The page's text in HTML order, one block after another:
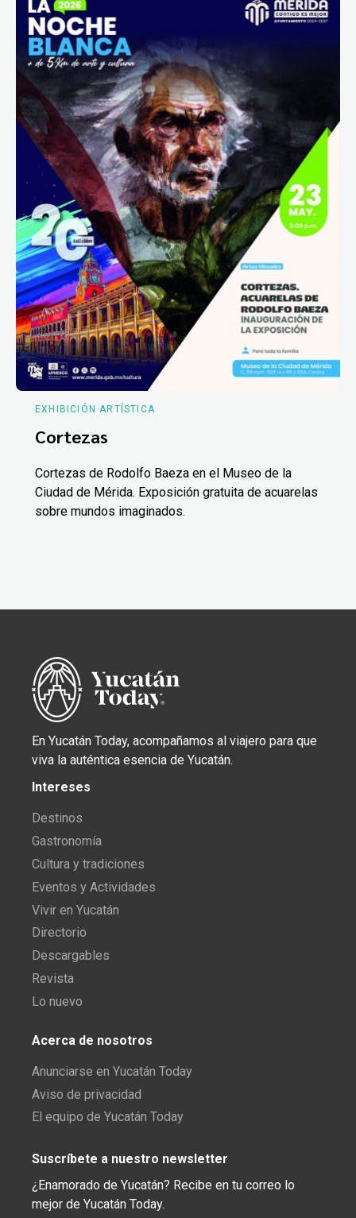
EXHIBICIÓN ARTÍSTICA
Cortezas
Cortezas de Rodolfo Baeza en el Museo de la
Ciudad de Mérida. Exposición gratuita de acuarelas
sobre mundos imaginados.
En Yucatán Today, acompañamos al viajero para que
viva la auténtica esencia de Yucatán.
Intereses
Destinos
Gastronomía
Cultura y tradiciones
Eventos y Actividades
Vivir en Yucatán
Directorio
Descargables
Revista
Lo nuevo
Acerca de nosotros
Anunciarse en Yucatán Today
Aviso de privacidad
El equipo de Yucatán Today
Suscríbete a nuestro newsletter
¿Enamorado de Yucatán? Recibe en tu correo lo
mejor de Yucatán Today.